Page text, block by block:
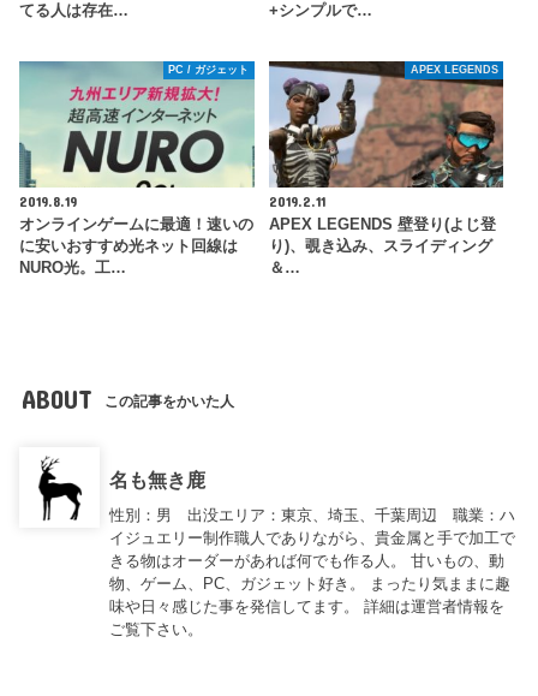
てる人は存在…
+シンプルで…
PC / ガジェット
2019.8.19
オンラインゲームに最適！速いの
に安いおすすめ光ネット回線は
NURO光。工…
APEX LEGENDS
2019.2.11
APEX LEGENDS 壁登り(よじ登
り)、覗き込み、スライディング
＆…
ABOUT この記事をかいた人
名も無き鹿
性別：男 出没エリア：東京、埼玉、千葉周辺 職業：ハ
イジュエリー制作職人でありながら、貴金属と手で加工で
きる物はオーダーがあれば何でも作る人。 甘いもの、動
物、ゲーム、PC、ガジェット好き。 まったり気ままに趣
味や日々感じた事を発信してます。 詳細は運営者情報を
ご覧下さい。